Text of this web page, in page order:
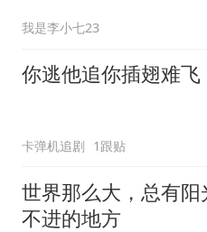
我是李小七23
你逃他追你插翅难飞
卡弹机追剧 1跟贴
世界那么大，总有阳
不进的地方